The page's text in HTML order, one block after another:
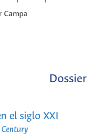
Campa
Dossier
el siglo XXI